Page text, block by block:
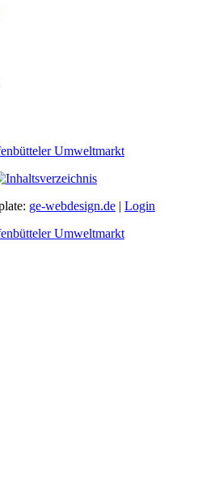
Umweltmarkt
ge-webdesign.de | Login
Umweltmarkt